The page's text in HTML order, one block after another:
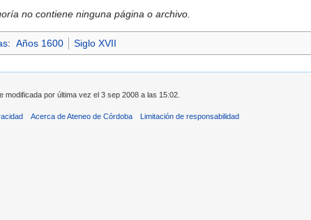
no contiene ninguna página o archivo.
: Años 1600 Siglo XVII
modificada por última vez el 3 sep 2008 a las 15:02.
Acerca de Ateneo de Córdoba Limitación de responsabilidad